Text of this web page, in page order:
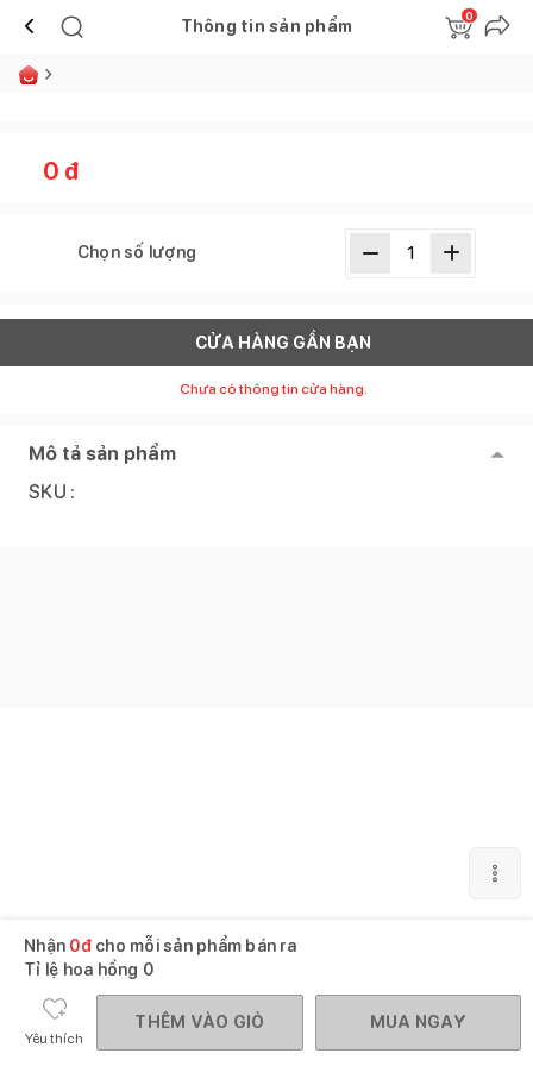
Thông tin sản phẩm
0
0 đ
Chọn số lượng
CỬA HÀNG GẦN BẠN
Chưa có thông tin cửa hàng.
Mô tả sản phẩm
SKU :
Nhận 0đcho mỗi sản phẩm bán ra
Tỉ lệ hoa hồng 0
Yêu thích
THÊM VÀO GIỎ MUA NGAY